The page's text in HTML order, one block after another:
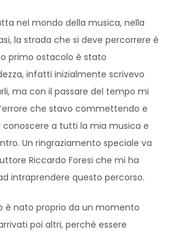
nel mondo della musica, nella
la strada che si deve percorrere è
primo ostacolo è stato
infatti inizialmente scrivevo
ma con il passare del tempo mi
che stavo commettendo e
conoscere a tutti la mia musica e
Un ringraziamento speciale va
Riccardo Foresi che mi ha
intraprendere questo percorso.
è nato proprio da un momento
poi altri, perché essere